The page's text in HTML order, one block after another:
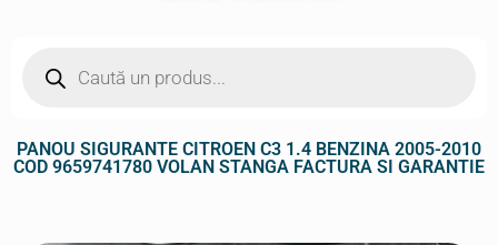
PANOU SIGURANTE CITROEN C3 1.4 BENZINA 2005-2010
COD 9659741780 VOLAN STANGA FACTURA SI GARANTIE